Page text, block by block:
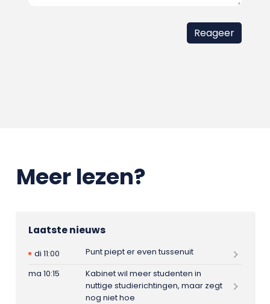
Meer lezen?
Laatste nieuws
di 11:00
Punt piept er even tussenuit
ma 10:15
Kabinet wil meer studenten in
nuttige studierichtingen, maar zegt
nog niet hoe